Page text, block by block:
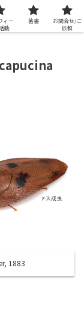
1883
ィー
動
著書
お問合せ/ご
依頼